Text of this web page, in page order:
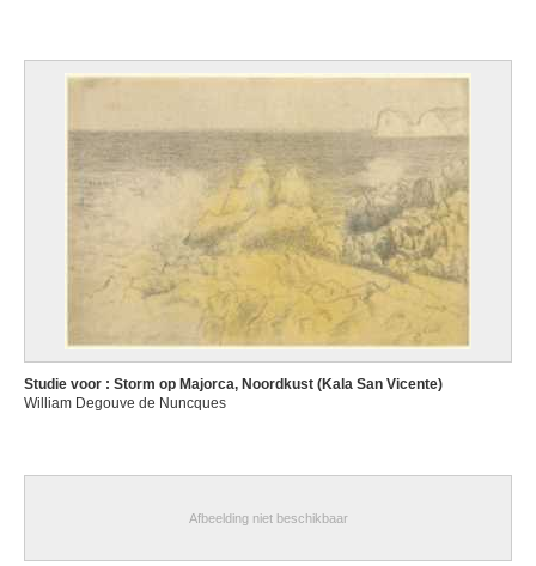
Studie voor : Storm op Majorca, Noordkust (Kala San Vicente)
William Degouve de Nuncques
Afbeelding niet beschikbaar